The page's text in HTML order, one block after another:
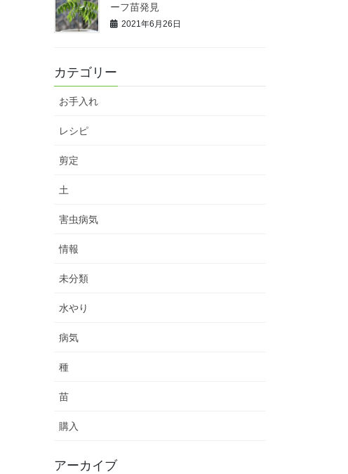
ーフ苗発見
2021年6月26日
カテゴリー
お手入れ
レシピ
剪定
土
害虫病気
情報
未分類
水やり
病気
種
苗
購入
アーカイブ